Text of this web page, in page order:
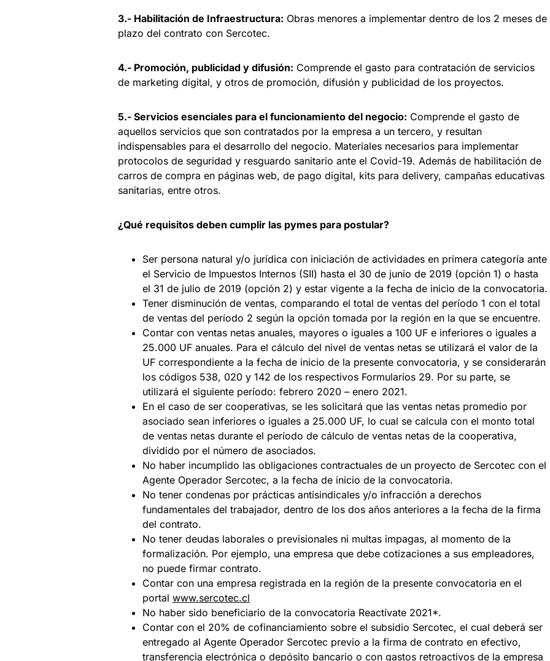
3.- Habilitación de Infraestructura: Obras menores a implementar dentro de los 2 meses de
plazo del contrato con Sercotec.
4.- Promoción, publicidad y difusión: Comprende el gasto para contratación de servicios
de marketing digital, y otros de promoción, difusión y publicidad de los proyectos.
5.- Servicios esenciales para el funcionamiento del negocio: Comprende el gasto de
aquellos servicios que son contratados por la empresa a un tercero, y resultan
indispensables para el desarrollo del negocio. Materiales necesarios para implementar
protocolos de seguridad y resguardo sanitario ante el Covid-19. Además de habilitación de
carros de compra en páginas web, de pago digital, kits para delivery, campañas educativas
sanitarias, entre otros.
¿Qué requisitos deben cumplir las pymes para postular?
Ser persona natural y/o jurídica con iniciación de actividades en primera categoría ante
el Servicio de Impuestos Internos (SII) hasta el 30 de junio de 2019 (opción 1) o hasta
el 31 de julio de 2019 (opción 2) y estar vigente a la fecha de inicio de la convocatoria.
Tener disminución de ventas, comparando el total de ventas del período 1 con el total
de ventas del período 2 según la opción tomada por la región en la que se encuentre.
Contar con ventas netas anuales, mayores o iguales a 100 UF e inferiores o iguales a
25.000 UF anuales. Para el cálculo del nivel de ventas netas se utilizará el valor de la
UF correspondiente a la fecha de inicio de la presente convocatoria, y se considerarán
los códigos 538, 020 y 142 de los respectivos Formularios 29. Por su parte, se
utilizará el siguiente período: febrero 2020 – enero 2021.
En el caso de ser cooperativas, se les solicitará que las ventas netas promedio por
asociado sean inferiores o iguales a 25.000 UF, lo cual se calcula con el monto total
de ventas netas durante el período de cálculo de ventas netas de la cooperativa,
dividido por el número de asociados.
No haber incumplido las obligaciones contractuales de un proyecto de Sercotec con el
Agente Operador Sercotec, a la fecha de inicio de la convocatoria.
No tener condenas por prácticas antisindicales y/o infracción a derechos
fundamentales del trabajador, dentro de los dos años anteriores a la fecha de la firma
del contrato.
No tener deudas laborales o previsionales ni multas impagas, al momento de la
formalización. Por ejemplo, una empresa que debe cotizaciones a sus empleadores,
no puede firmar contrato.
Contar con una empresa registrada en la región de la presente convocatoria en el
portal www.sercotec.cl
No haber sido beneficiario de la convocatoria Reactívate 2021*.
Contar con el 20% de cofinanciamiento sobre el subsidio Sercotec, el cual deberá ser
entregado al Agente Operador Sercotec previo a la firma de contrato en efectivo,
transferencia electrónica o depósito bancario o con gastos retroactivos de la empresa